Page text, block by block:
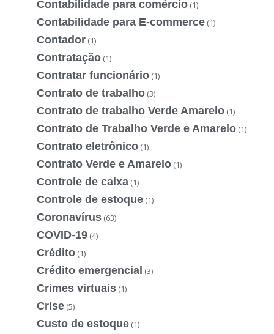
Contabilidade para comércio (1)
Contabilidade para E-commerce (1)
Contador (1)
Contratação (1)
Contratar funcionário (1)
Contrato de trabalho (3)
Contrato de trabalho Verde Amarelo (1)
Contrato de Trabalho Verde e Amarelo (1)
Contrato eletrônico (1)
Contrato Verde e Amarelo (1)
Controle de caixa (1)
Controle de estoque (1)
Coronavírus (63)
COVID-19 (4)
Crédito (1)
Crédito emergencial (3)
Crimes virtuais (1)
Crise (5)
Custo de estoque (1)